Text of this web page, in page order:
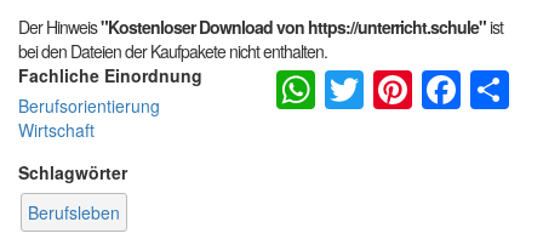
Der Hinweis"Kostenloser Download von https://unterricht.schule"ist
bei den Dateien der Kaufpakete nicht enthalten.
Fachliche Einordnung
Berufsorientierung
Wirtschaft
Schlagwörter
Berufsleben
WhatsApp
Twitter